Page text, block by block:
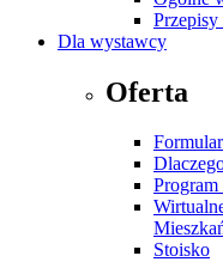
Dla wystawcy
Oferta
Stoisko